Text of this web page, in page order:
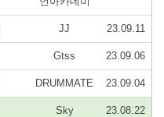
JJ 23.09.11
Gtss 23.09.06
DRUMMATE 23.09.04
Sky 23.08.22